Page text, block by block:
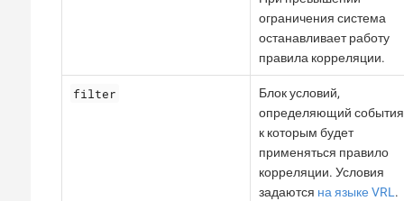
ограничения система
останавливает работу
правила корреляции.
filter
Блок условий,
определяющий
к которым будет
применяться правило
корреляции. Условия
задаются на языке VRL.